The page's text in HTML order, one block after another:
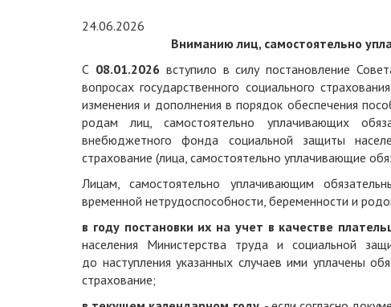
24.06.2026
Вниманию лиц, самостоятельно
С 08.01.2026 вступило в силу постановление
вопросах государственного социального
изменения и дополнения в порядок обеспечения
родам лиц, самостоятельно уплачивающих
внебюджетного фонда социальной защиты
страхование (лица, самостоятельно уплачивающие
Лицам, самостоятельно уплачивающим
временной нетрудоспособности, беременности и
в году постановки их на учет в качестве
населения Министерства труда и социальной
до наступления указанных случаев ими уплачены
страхование;